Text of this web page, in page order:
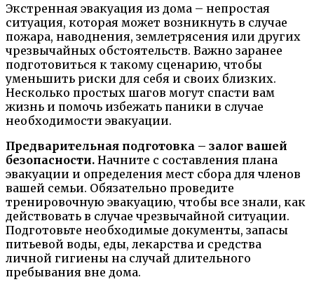
Экстренная эвакуация из дома – непростая
ситуация, которая может возникнуть в случае
пожара, наводнения, землетрясения или других
чрезвычайных обстоятельств. Важно заранее
подготовиться к такому сценарию, чтобы
уменьшить риски для себя и своих близких.
Несколько простых шагов могут спасти вам
жизнь и помочь избежать паники в случае
необходимости эвакуации.
Предварительная подготовка – залог вашей
безопасности. Начните с составления плана
эвакуации и определения мест сбора для членов
вашей семьи. Обязательно проведите
тренировочную эвакуацию, чтобы все знали, как
действовать в случае чрезвычайной ситуации.
Подготовьте необходимые документы, запасы
питьевой воды, еды, лекарства и средства
личной гигиены на случай длительного
пребывания вне дома.